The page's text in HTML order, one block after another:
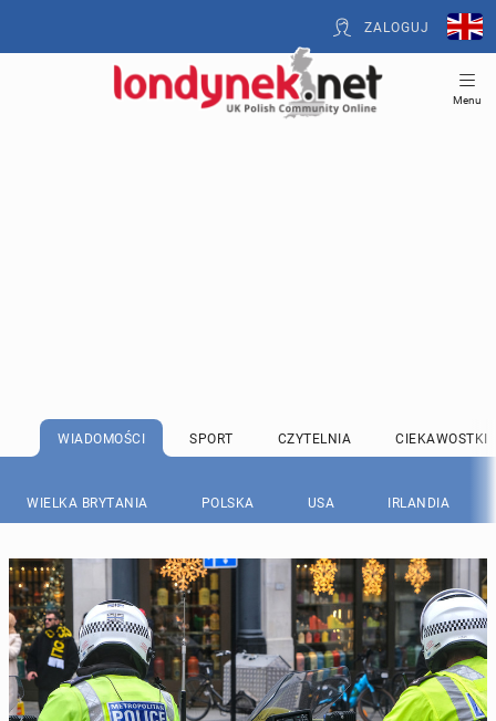
ZALOGUJ
Menu
WIADOMOŚCI SPORT CZYTELNIA CIEKAWOSTKI
WIELKA BRYTANIA POLSKA USA IRLANDIA